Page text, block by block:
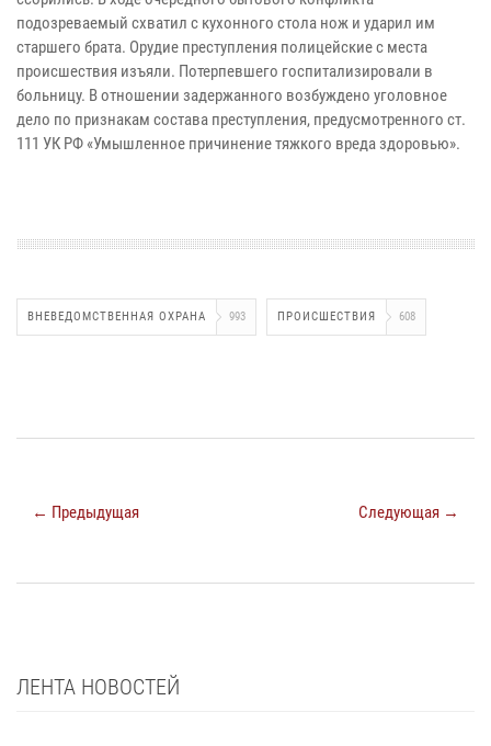
подозреваемый схватил с кухонного стола нож и ударил им
старшего брата. Орудие преступления полицейские с места
происшествия изъяли. Потерпевшего госпитализировали в
больницу. В отношении задержанного возбуждено уголовное
дело по признакам состава преступления, предусмотренного ст.
111 УК РФ «Умышленное причинение тяжкого вреда здоровью».
ВНЕВЕДОМСТВЕННАЯ ОХРАНА 993 ПРОИСШЕСТВИЯ 608
← Предыдущая Следующая →
ЛЕНТА НОВОСТЕЙ